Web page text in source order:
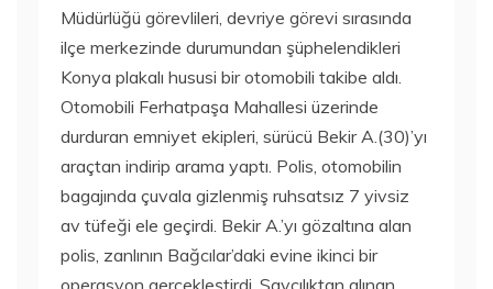
Müdürlüğü görevlileri, devriye görevi sırasında
ilçe merkezinde durumundan şüphelendikleri
Konya plakalı hususi bir otomobili takibe aldı.
Otomobili Ferhatpaşa Mahallesi üzerinde
durduran emniyet ekipleri, sürücü Bekir A.(30)’yı
araçtan indirip arama yaptı. Polis, otomobilin
bagajında çuvala gizlenmiş ruhsatsız 7 yivsiz
av tüfeği ele geçirdi. Bekir A.’yı gözaltına alan
polis, zanlının Bağcılar’daki evine ikinci bir
operasyon gerçekleştirdi. Savcılıktan alınan